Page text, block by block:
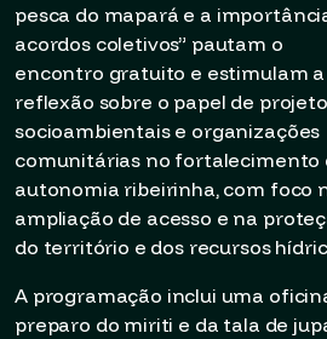
pesca do mapará e a
acordos coletivos” pautam o
encontro gratuito e estimulam a
reflexão sobre o papel de
socioambientais e organizações
comunitárias no fortalecimento
autonomia ribeirinha, com foco
ampliação de acesso e na
do território e dos recursos
A programação inclui uma
preparo do miriti e da tala de